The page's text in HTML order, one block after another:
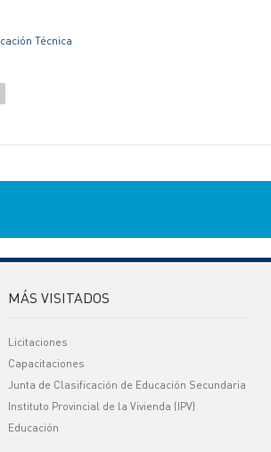
Técnica
MÁS VISITADOS
Licitaciones
Capacitaciones
Junta de Clasificación de Educación Secundaria
Instituto Provincial de la Vivienda (IPV)
Educación